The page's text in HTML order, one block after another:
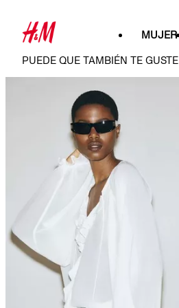
MUJER
PUEDE QUE TAMBIÉN TE GUSTE